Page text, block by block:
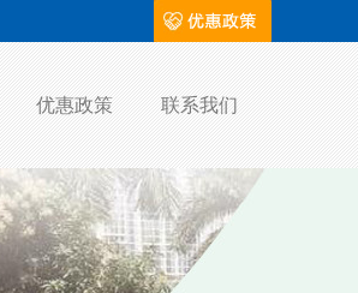
优惠政策 联系我们